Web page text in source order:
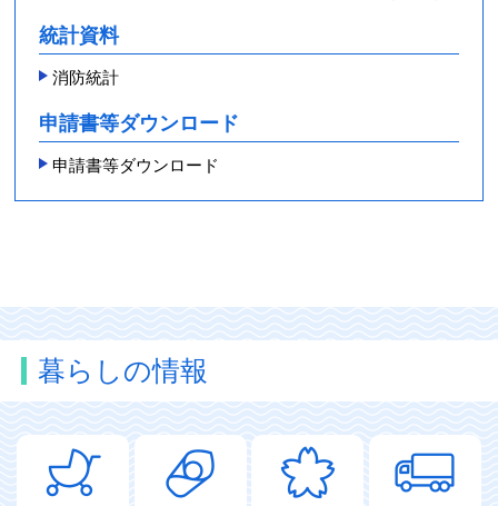
統計資料
消防統計
申請書等ダウンロード
申請書等ダウンロード
暮らしの情報